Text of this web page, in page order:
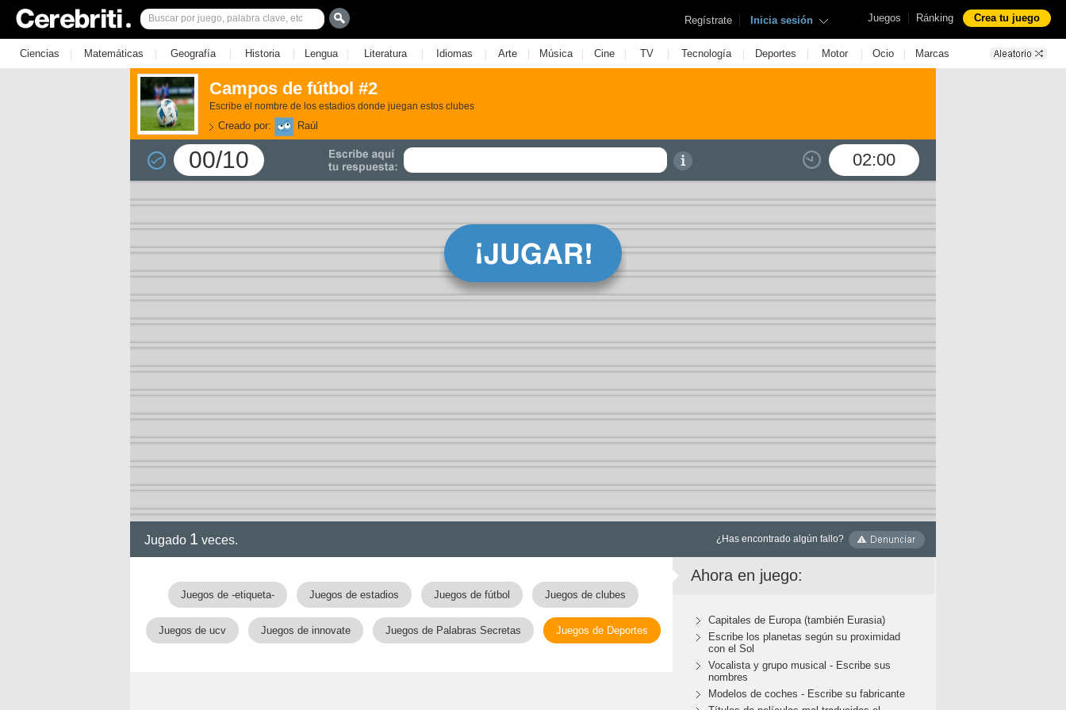
Juegos | Ránking Crea tu juego
Regístrate | Inicia sesión
Ciencias | Matemáticas | Geografía | Historia | Lengua | Literatura | Idiomas | Arte | Música | Cine | TV | Tecnología | Deportes | Motor | Ocio | Marcas
Campos de fútbol #2
Escribe el nombre de los estadios donde juegan estos clubes
Creado por: Raúl
00/10 02:00
Jugado 1 veces. ¿Has encontrado algún fallo?
Juegos de -etiqueta- Juegos de estadios Juegos de fútbol Juegos de clubes
Juegos de ucv Juegos de innovate Juegos de Palabras Secretas Juegos de Deportes
Ahora en juego:
Capitales de Europa (también Eurasia)
Escribe los planetas según su proximidad
con el Sol
Vocalista y grupo musical - Escribe sus
nombres
Modelos de coches - Escribe su fabricante